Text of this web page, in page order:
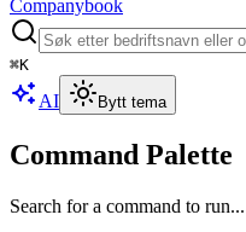
Companybook
⌘K
AI Bytt tema
Command Palette
Search for a command to run...